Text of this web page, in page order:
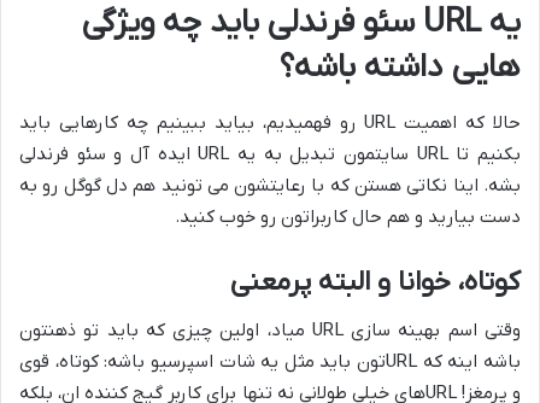
یه URL سئو فرندلی باید چه ویژگی
هایی داشته باشه؟
حالا که اهمیت URL رو فهمیدیم، بیاید ببینیم چه کارهایی باید
بکنیم تا URL سایتمون تبدیل به یه URL ایده آل و سئو فرندلی
بشه. اینا نکاتی هستن که با رعایتشون می تونید هم دل گوگل رو به
دست بیارید و هم حال کاربراتون رو خوب کنید.
کوتاه، خوانا و البته پرمعنی
وقتی اسم بهینه سازی URL میاد، اولین چیزی که باید تو ذهنتون
باشه اینه که URLتون باید مثل یه شات اسپرسیو باشه: کوتاه، قوی
و پرمغز! URLهای خیلی طولانی نه تنها برای کاربر گیج کننده ان، بلکه